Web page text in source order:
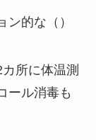
的な（）
所に体温測
ール消毒も